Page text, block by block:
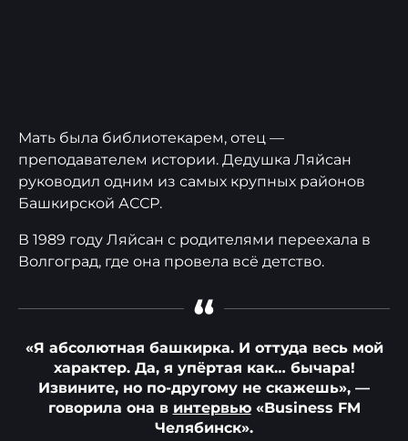
Мать была библиотекарем, отец —
преподавателем истории. Дедушка Ляйсан
руководил одним из самых крупных районов
Башкирской АССР.
В 1989 году Ляйсан с родителями переехала в
Волгоград, где она провела всё детство.
“
«Я абсолютная башкирка. И оттуда весь мой
характер. Да, я упёртая как… бычара!
Извините, но по-другому не скажешь», —
говорила она в интервью«Business FM
Челябинск».